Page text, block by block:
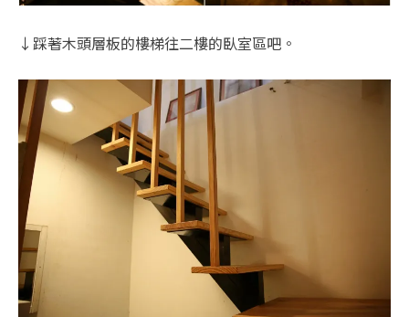
↓踩著木頭層板的樓梯往二樓的臥室區吧。